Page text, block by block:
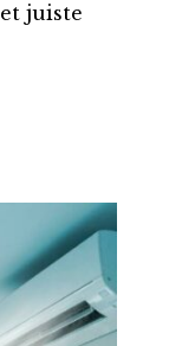
juiste